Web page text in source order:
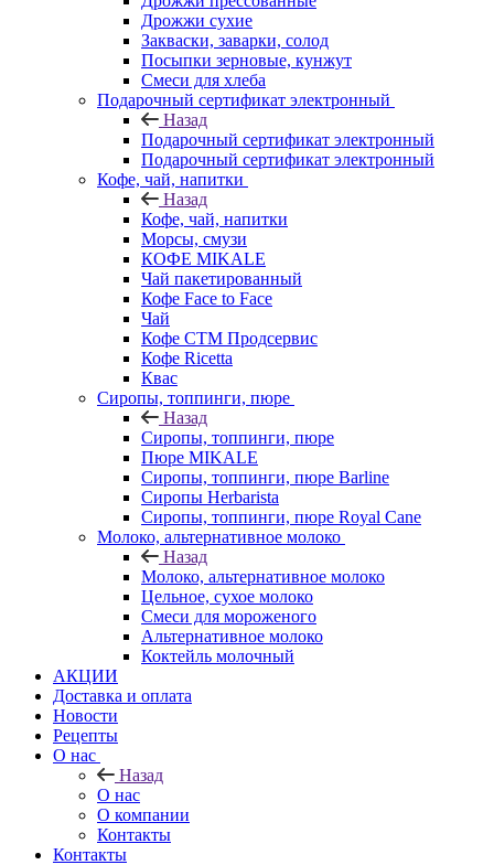
Дрожжи сухие
Закваски, заварки, солод
Посыпки зерновые, кунжут
Смеси для хлеба
Подарочный сертификат электронный
Назад
Подарочный сертификат электронный
Подарочный сертификат электронный
Кофе, чай, напитки
Назад
Кофе, чай, напитки
Морсы, смузи
КОФЕ MIKALE
Чай пакетированный
Кофе Face to Face
Чай
Кофе СТМ Продсервис
Кофе Ricetta
Квас
Сиропы, топпинги, пюре
Назад
Сиропы, топпинги, пюре
Пюре MIKALE
Сиропы, топпинги, пюре Barline
Сиропы Herbarista
Сиропы, топпинги, пюре Royal Cane
Молоко, альтернативное молоко
Назад
Молоко, альтернативное молоко
Цельное, сухое молоко
Смеси для мороженого
Альтернативное молоко
Коктейль молочный
АКЦИИ
Доставка и оплата
Новости
Рецепты
О нас
Назад
О нас
О компании
Контакты
Контакты